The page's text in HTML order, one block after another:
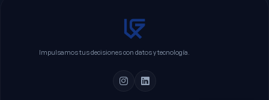
Impulsamos tus decisiones con datos y tecnología.